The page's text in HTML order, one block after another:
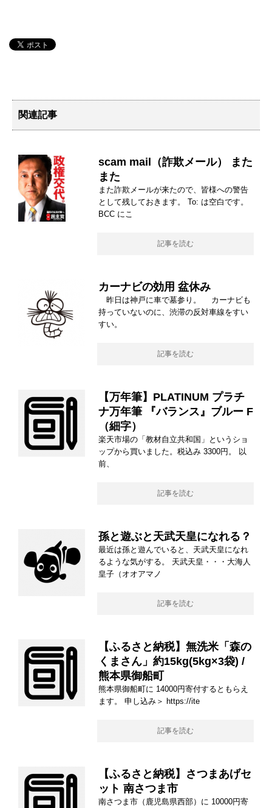
関連記事
scam mail（詐欺メール） また
また
また詐欺メールが来たので、皆様への警告
として残しておきます。 To: は空白です。
BCC にこ
記事を読む
カーナビの効用 盆休み
昨日は神戸に車で墓参り。 カーナビも
持っていないのに、渋滞の反対車線をすい
すい。
記事を読む
【万年筆】PLATINUM プラチ
ナ万年筆 『バランス』ブルー F
（細字）
楽天市場の「教材自立共和国」というショ
ップから買いました。税込み 3300円。 以
前、
記事を読む
孫と遊ぶと天武天皇になれる？
最近は孫と遊んでいると、天武天皇になれ
るような気がする。 天武天皇・・・大海人
皇子（オオアマノ
記事を読む
【ふるさと納税】無洗米「森の
くまさん」約15kg(5kg×3袋) /
熊本県御船町
熊本県御船町に 14000円寄付するともらえ
ます。 申し込み＞ https://ite
記事を読む
【ふるさと納税】さつまあげセ
ット 南さつま市
南さつま市（鹿児島県西部）に 10000円寄